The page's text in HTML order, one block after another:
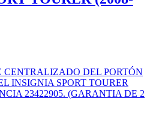
CENTRALIZADO DEL PORTÓN
INSIGNIA SPORT TOURER
23422905. (GARANTIA DE 2